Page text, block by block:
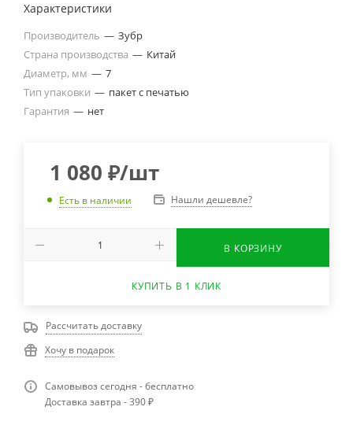
Характеристики
Производитель — Зубр
Страна производства — Китай
Диаметр, мм — 7
Тип упаковки — пакет с печатью
Гарантия — нет
1 080 ₽/шт
Есть в наличии Нашли дешевле?
В КОРЗИНУ
КУПИТЬ В 1 КЛИК
Рассчитать доставку
Хочу в подарок
Самовывоз сегодня - бесплатно
Доставка завтра - 390 ₽